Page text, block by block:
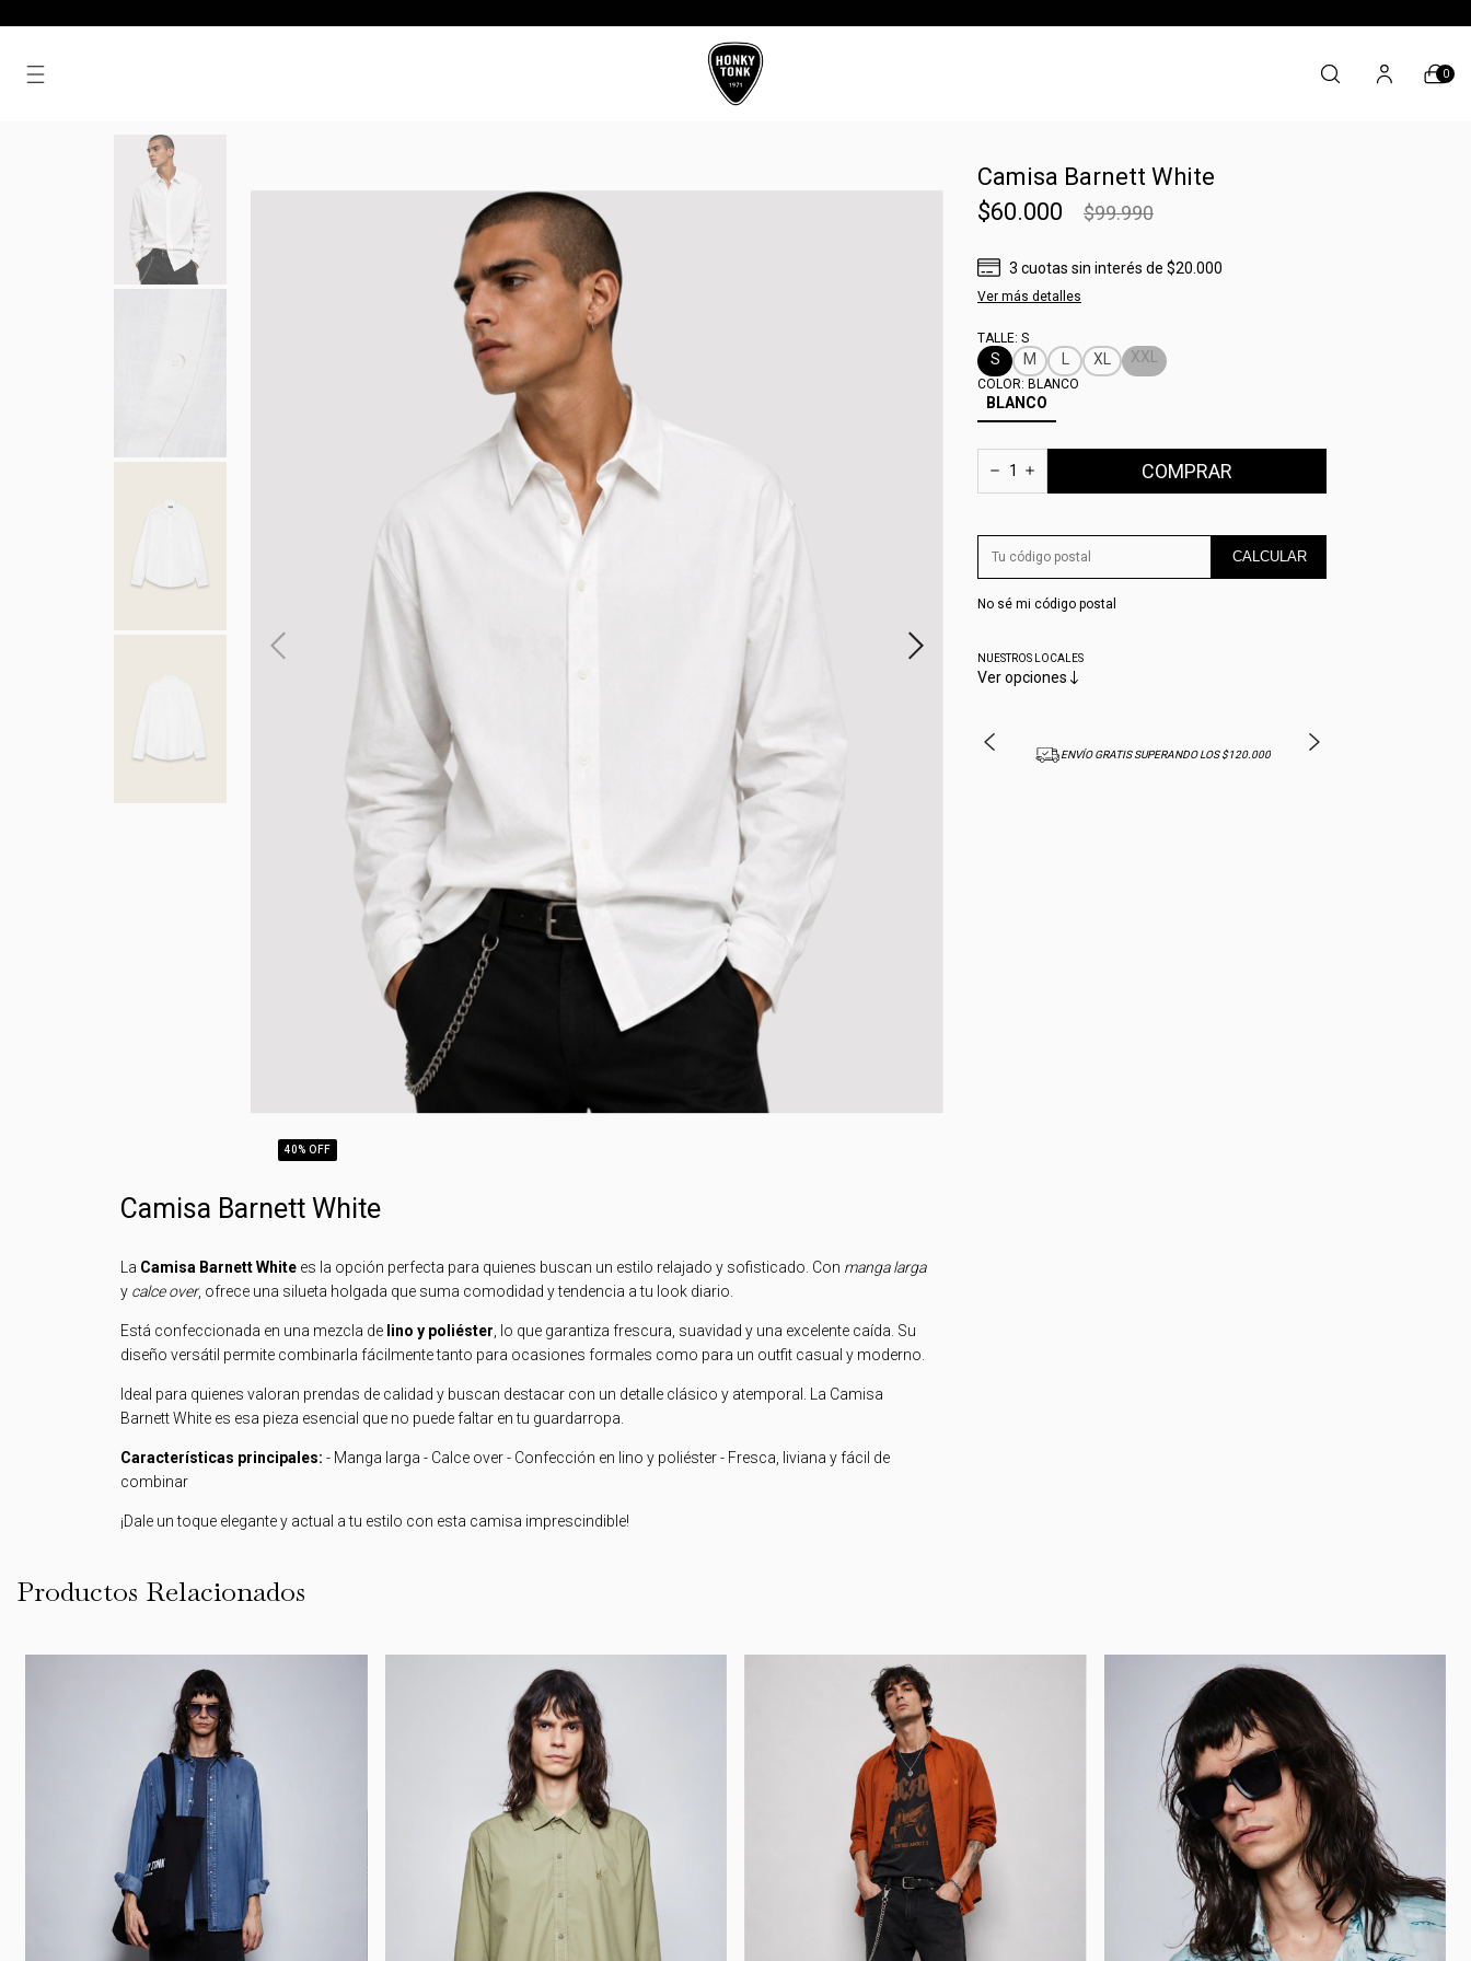
0
40% OFF
Camisa Barnett White
La Camisa Barnett White es la opción perfecta para quienes buscan un estilo relajado y sofisticado. Con manga larga
y calce over, ofrece una silueta holgada que suma comodidad y tendencia a tu look diario.
Está confeccionada en una mezcla de lino y poliéster , lo que garantiza frescura, suavidad y una excelente caída. Su
diseño versátil permite combinarla fácilmente tanto para ocasiones formales como para un outfit casual y moderno.
Ideal para quienes valoran prendas de calidad y buscan destacar con un detalle clásico y atemporal. La Camisa
Barnett White es esa pieza esencial que no puede faltar en tu guardarropa.
Características principales: - Manga larga - Calce over - Confección en lino y poliéster - Fresca, liviana y fácil de
combinar
¡Dale un toque elegante y actual a tu estilo con esta camisa imprescindible!
Camisa Barnett White
$60.000
$99.990
3 cuotas sin interés de $20.000
Ver más detalles
TALLE: S
S M XL XXL
COLOR: BLANCO
BLANCO
CALCULAR
No sé mi código postal
NUESTROS LOCALES
Ver opciones
ENVIOS EN EL DIA (COMPRANDO ANTES DE LAS 12HS)
AMBA
HASTA 12 CUOTAS SIN INTERÉS ENVÍO GRATIS SUPERANDO LOS $120.000
Productos Relacionados